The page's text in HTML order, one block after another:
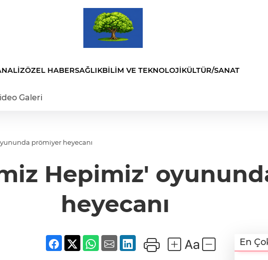
ÖZEL HABERSAĞLIKBİLİM VE TEKNOLOJİKÜLTÜR/SANAT
Galeri
oyununda prömiyer heyecanı
Hepimiz'
heyecanı
En